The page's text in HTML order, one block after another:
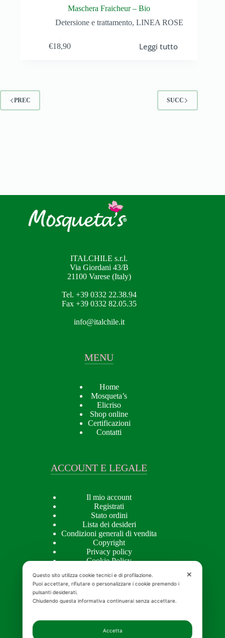
Maschera Fraicheur – Bio
Detersione e trattamento, LINEA ROSE
€18,90 Leggi tutto
PREC SUCC
ITALCHILE s.r.l.
Via Giordani 43/B
21100 Varese (Italy)
Tel. +39 0332 22.38.94
Fax +39 0332 82.05.35
info@italchile.it
MENU
Home
Mosqueta’s
Elicriso
Shop online
Certificazioni
Contatti
ACCOUNT E LEGALE
Il mio account
Registrati
Stato ordini
Lista dei desideri
Condizioni generali di vendita
Copyright
Privacy policy
Cookie Policy
APPROFONDIMENTI
Creme naturali per il viso bio
✕
Questo sito utilizza cookie tecnici e di profilazione.
Puoi accettare, rifiutare o personalizzare i cookie premendo i
pulsanti desiderati.
Chiudendo questa informativa continuerai senza accettare.
Accetta